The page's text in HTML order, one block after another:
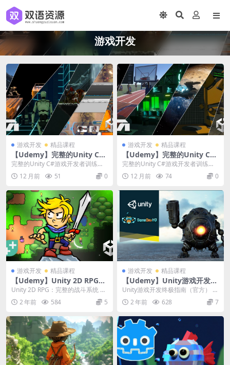
游戏开发
游戏开发 精品课程
【Udemy】完整的Unity C#
游戏开发者训练营第2部分，
完整的Unity C#游戏开发者训练营
第2部分，共2部分 | The Compl...
12 月前 51 0
游戏开发 精品课程
【Udemy】完整的Unity C#
游戏开发者训练营第1部分，
完整的Unity C#游戏开发者训练营
第1部分，共2部分 | The Compl...
12 月前 74 0
游戏开发 精品课程
【Udemy】Unity 2D RPG：
完整的战斗系统
Unity 2D RPG：完整的战斗系统 |
Unity 2D RPG: Com...
2 年前 584 5
游戏开发 精品课程
【Udemy】Unity游戏开发终
极指南（官方）
Unity游戏开发终极指南（官方） |
The Ultimate Guide t...
2 年前 628 7